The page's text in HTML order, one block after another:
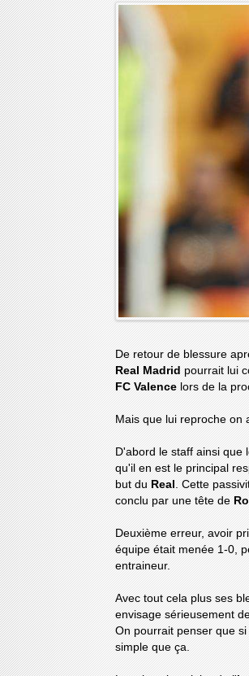
De retour de blessure
Real Madrid pourrait lui
FC Valence lors de la
Mais que lui reproche on
D'abord le staff ainsi que
qu'il en est le principal
but du Real . Cette
conclu par une tête de
Deuxième erreur, avoir
équipe était menée 1-0,
entraineur.
Avec tout cela plus ses
envisage sérieusement
On pourrait penser que
simple que ça.